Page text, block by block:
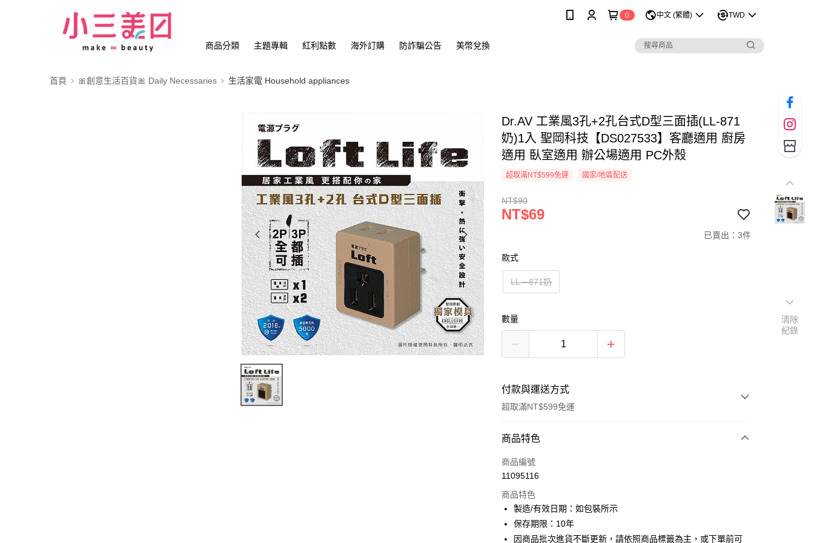
0 中文 (繁體) TWD
商品分類 主題專輯 紅利點數 海外訂購 防詐騙公告 美幣兌換
首頁 🎀創意生活百貨🎀 Daily Necessaries 生活家電 Household appliances
Dr.AV 工業風3孔+2孔台式D型三面插(LL-871
奶)1入 聖岡科技【DS027533】客廳適用 廚房
適用 臥室適用 辦公場適用 PC外殼
超取滿NT$599免運 國家/地區配送
NT$90
NT$69
已賣出：3件
款式
LL－871奶
數量
付款與運送方式
超取滿NT$599免運
付款方式
信用卡一次付款
LINE Pay
Apple Pay
商品特色
商品編號
11095116
商品特色
製造/有效日期：如包裝所示
保存期限：10年
因商品批次進貨不斷更新，請依照商品標籤為主，或下單前可
清除
紀錄